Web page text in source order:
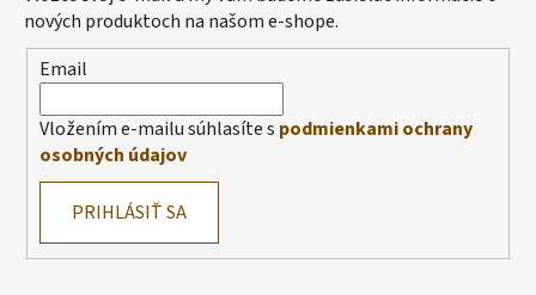
nových produktoch na našom e-shope.
Email
Vložením e-mailu súhlasíte s podmienkami ochrany
osobných údajov
PRIHLÁSIŤ SA